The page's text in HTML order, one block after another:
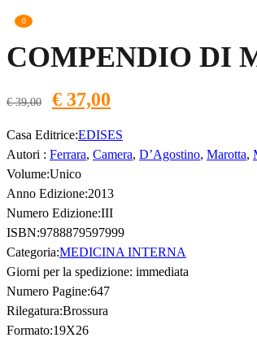
0
COMPENDIO DI
€39,00
Il
originale
era:
€ 39,00.
€ 37,00
attuale
è:
Casa Editrice:EDISES
Autori : Ferrara, Camera, D’Agostino, Marotta,
Volume:Unico
Anno Edizione:2013
Numero Edizione:III
ISBN:9788879597999
Categoria:MEDICINA INTERNA
Giorni per la spedizione: immediata
Numero Pagine:647
Rilegatura:Brossura
Formato:19X26